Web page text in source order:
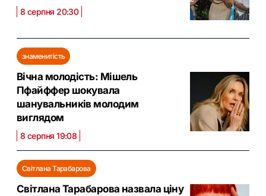
8 серпня 20:30
знаменитість
Вічна молодість: Мішель
Пфайффер шокувала
шанувальників молодим
виглядом
8 серпня 19:08
Світлана Тарабарова
Світлана Тарабарова назвала ціну